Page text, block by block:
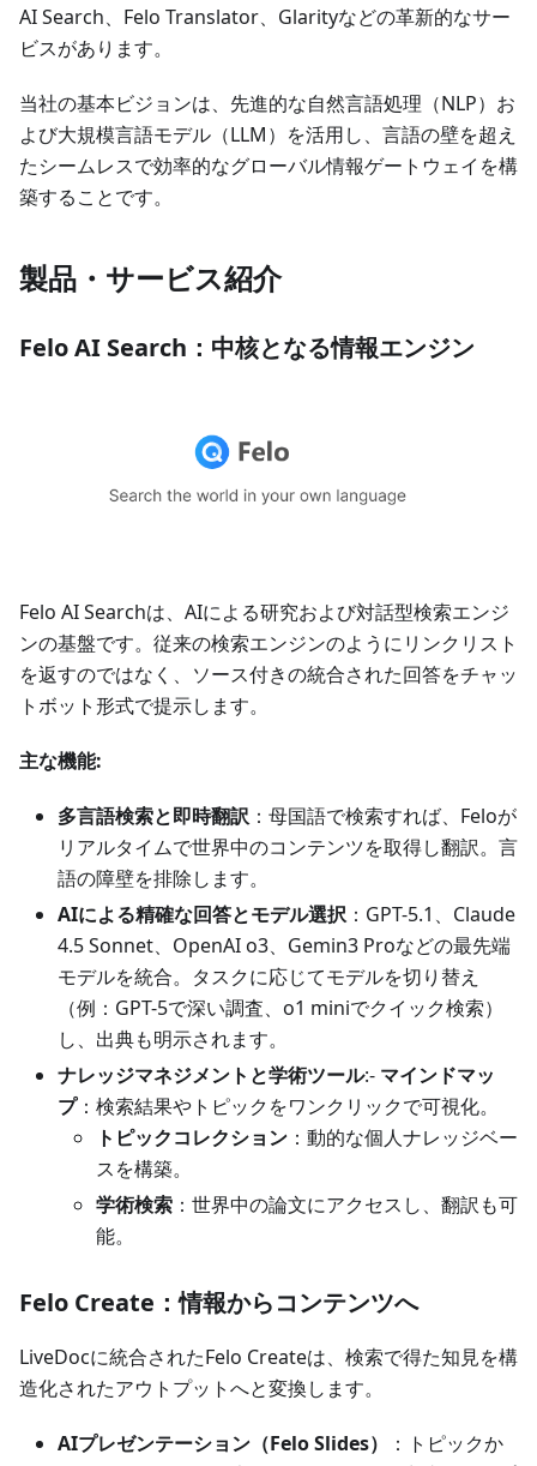
AI Search、Felo Translator、Glarityなどの革新的なサー
ビスがあります。
当社の基本ビジョンは、先進的な自然言語処理（NLP）お
よび大規模言語モデル（LLM）を活用し、言語の壁を超え
たシームレスで効率的なグローバル情報ゲートウェイを構
築することです。
製品・サービス紹介
Felo AI Search：中核となる情報エンジン
Felo AI Searchは、AIによる研究および対話型検索エンジ
ンの基盤です。従来の検索エンジンのようにリンクリスト
を返すのではなく、ソース付きの統合された回答をチャッ
トボット形式で提示します。
主な機能:
多言語検索と即時翻訳 ：母国語で検索すれば、Feloが
リアルタイムで世界中のコンテンツを取得し翻訳。言
語の障壁を排除します。
AIによる精確な回答とモデル選択 ：GPT-5.1、Claude
4.5 Sonnet、OpenAI o3、Gemin3 Proなどの最先端
モデルを統合。タスクに応じてモデルを切り替え
（例：GPT-5で深い調査、o1 miniでクイック検索）
し、出典も明示されます。
ナレッジマネジメントと学術ツール:- マインドマッ
プ：検索結果やトピックをワンクリックで可視化。
トピックコレクション ：動的な個人ナレッジベー
スを構築。
学術検索 ：世界中の論文にアクセスし、翻訳も可
能。
Felo Create：情報からコンテンツへ
LiveDocに統合されたFelo Createは、検索で得た知見を構
造化されたアウトプットへと変換します。
AIプレゼンテーション（Felo Slides）
：トピックか